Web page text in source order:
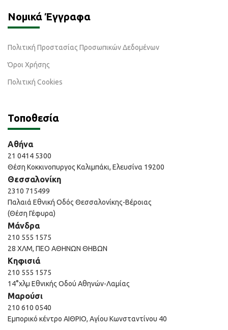
Νομικά Έγγραφα
Πολιτική Προστασίας Προσωπικών Δεδομένων
Όροι Χρήσης
Πολιτική Cookies
Τοποθεσία
Αθήνα
21 0414 5300
Θέση Κοκκινοπυργος Καλιμπάκι, Ελευσίνα 19200
Θεσσαλονίκη
2310 715499
Παλαιά Εθνική Οδός Θεσσαλονίκης-Βέροιας
(Θέση Γέφυρα)
Μάνδρα
210 555 1575
28 ΧΛΜ, ΠΕΟ ΑΘΗΝΩΝ ΘΗΒΩΝ
Κηφισιά
210 555 1575
14°χλμ Εθνικής Οδού Αθηνών-Λαμίας
Μαρούσι
210 610 0540
Εμπορικό κέντρο ΑΙΘΡΙΟ, Αγίου Κωνσταντίνου 40